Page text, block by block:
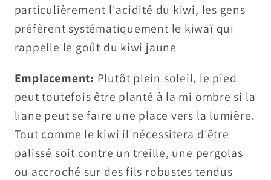
particulièrement l'acidité du kiwi, les gens
préfèrent systématiquement le kiwaï qui
rappelle le goût du kiwi jaune
Emplacement: Plutôt plein soleil, le pied
peut toutefois être planté à la mi ombre si la
liane peut se faire une place vers la lumière.
Tout comme le kiwi il nécessitera d'être
palissé soit contre un treille, une pergolas
ou accroché sur des fils robustes tendus